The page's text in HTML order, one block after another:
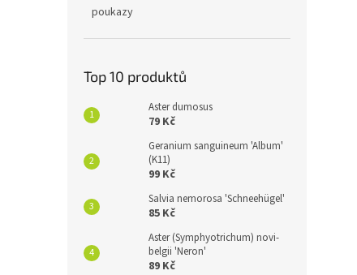
poukazy
Top 10 produktů
Aster dumosus
79 Kč
Geranium sanguineum 'Album'
(K11)
99 Kč
Salvia nemorosa 'Schneehügel'
85 Kč
Aster (Symphyotrichum) novi-
belgii 'Neron'
89 Kč